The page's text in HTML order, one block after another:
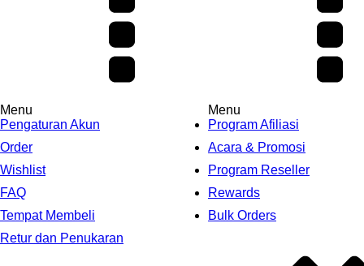
Menu
Pengaturan Akun
Order
Wishlist
FAQ
Tempat Membeli
Retur dan Penukaran
Menu
Program Afiliasi
Acara & Promosi
Program Reseller
Rewards
Bulk Orders